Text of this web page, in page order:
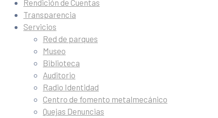
Rendición de Cuentas
Transparencia
Servicios
Red de parques
Museo
Biblioteca
Auditorio
Radio Identidad
Centro de fomento metalmecánico
Quejas Denuncias